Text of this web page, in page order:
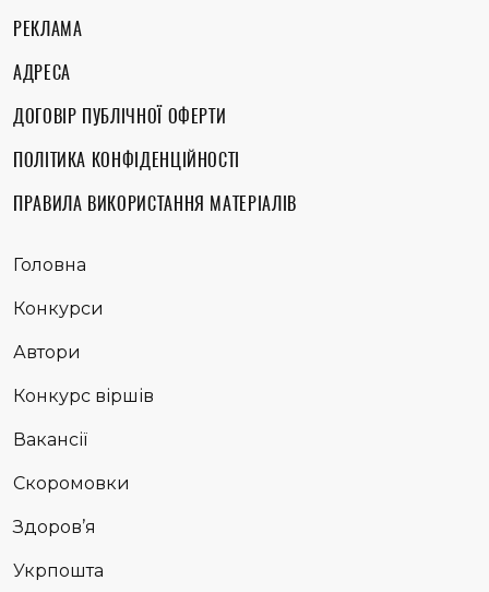
РЕКЛАМА
АДРЕСА
ДОГОВІР ПУБЛІЧНОЇ ОФЕРТИ
ПОЛІТИКА КОНФІДЕНЦІЙНОСТІ
ПРАВИЛА ВИКОРИСТАННЯ МАТЕРІАЛІВ
Головна
Конкурси
Автори
Конкурс віршів
Вакансії
Скоромовки
Здоров’я
Укрпошта